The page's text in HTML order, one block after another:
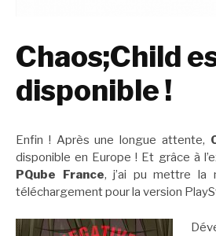
Chaos;Child
disponible !
Enfin ! Après une longue attente,
disponible en Europe ! Et grâce à
PQube France, j’ai pu mettre la
téléchargement pour la version